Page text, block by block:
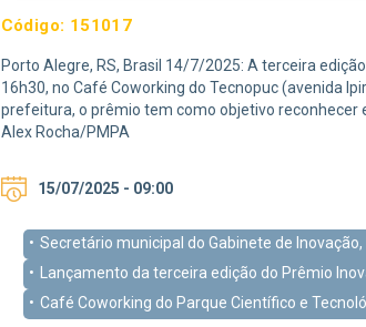
Código: 151017
Porto Alegre, RS, Brasil 14/7/2025: A terceira
16h30, no Café Coworking do Tecnopuc (avenida
prefeitura, o prêmio tem como objetivo reconhecer
Alex Rocha/PMPA
15/07/2025 - 09:00
Secretário municipal do Gabinete de Inovação,
Lançamento da terceira edição do Prêmio
Café Coworking do Parque Científico e